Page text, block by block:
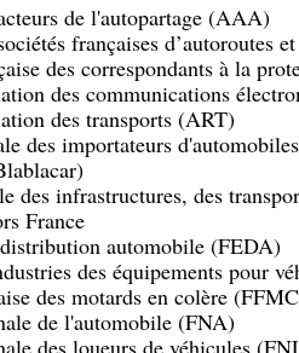
de l'autopartage (AAA)
françaises d’autoroutes
des correspondants à la
des communications
des transports (ART)
des importateurs
des infrastructures, des
France
automobile (FEDA)
des équipements pour
des motards en colère
de l'automobile (FNA)
des loueurs de véhicules